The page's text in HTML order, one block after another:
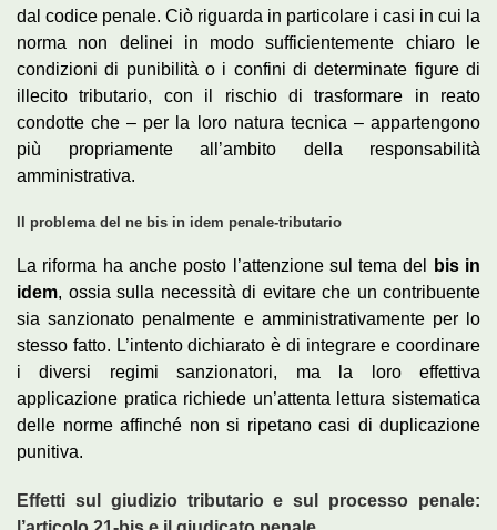
dal codice penale. Ciò riguarda in particolare i casi in cui la
norma non delinei in modo sufficientemente chiaro le
condizioni di punibilità o i confini di determinate figure di
illecito tributario, con il rischio di trasformare in reato
condotte che – per la loro natura tecnica – appartengono
più propriamente all’ambito della responsabilità
amministrativa.
Il problema del ne bis in idem penale-tributario
La riforma ha anche posto l’attenzione sul tema del
bis in
idem, ossia sulla necessità di evitare che un contribuente
sia sanzionato penalmente e amministrativamente per lo
stesso fatto. L’intento dichiarato è di integrare e coordinare
i diversi regimi sanzionatori, ma la loro effettiva
applicazione pratica richiede un’attenta lettura sistematica
delle norme affinché non si ripetano casi di duplicazione
punitiva.
Effetti sul giudizio tributario e sul processo penale: